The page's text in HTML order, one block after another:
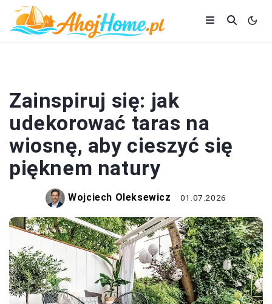
Zainspiruj się: jak
udekorować taras na
wiosnę, aby cieszyć się
pięknem natury
Wojciech Oleksewicz 01.07.2026